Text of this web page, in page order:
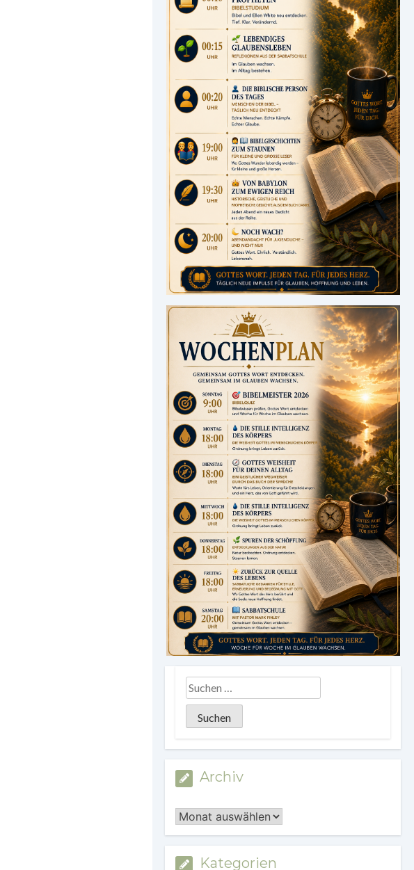
Archiv
Archiv
Kategorien